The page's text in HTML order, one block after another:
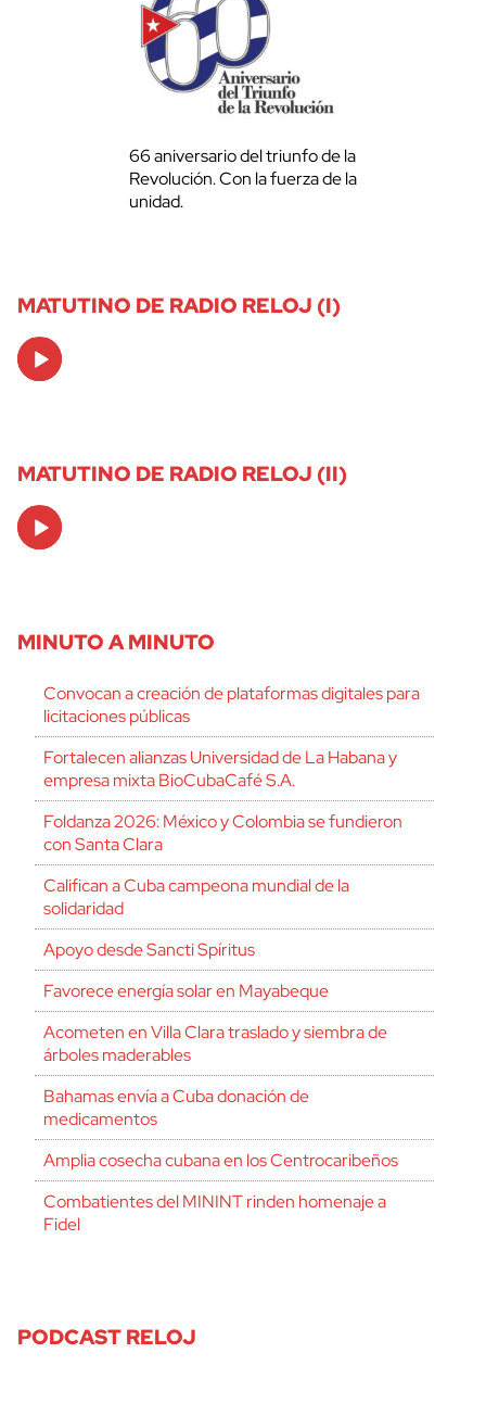
66 aniversario del triunfo de la
Revolución. Con la fuerza de la
unidad.
MATUTINO DE RADIO RELOJ (I)
Audio
Player
MATUTINO DE RADIO RELOJ (II)
Audio
Player
MINUTO A MINUTO
Convocan a creación de plataformas digitales para
licitaciones públicas
Fortalecen alianzas Universidad de La Habana y
empresa mixta BioCubaCafé S.A.
Foldanza 2026: México y Colombia se fundieron
con Santa Clara
Califican a Cuba campeona mundial de la
solidaridad
Apoyo desde Sancti Spíritus
Favorece energía solar en Mayabeque
Acometen en Villa Clara traslado y siembra de
árboles maderables
Bahamas envía a Cuba donación de
medicamentos
Amplia cosecha cubana en los Centrocaribeños
Combatientes del MININT rinden homenaje a
Fidel
PODCAST RELOJ